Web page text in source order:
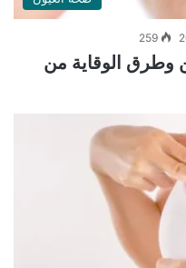
259
وطرق الوقاية من